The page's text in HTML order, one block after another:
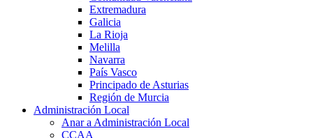
Extremadura
Galicia
La Rioja
Melilla
Navarra
País Vasco
Principado de Asturias
Región de Murcia
Administración Local
Anar a Administración Local
CCAA